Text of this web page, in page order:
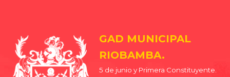
GAD MUNICIPAL
RIOBAMBA.
5 de junio y Primera Constituyente.